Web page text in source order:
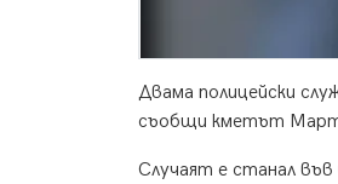
Двама полицейски
съобщи кметът
Случаят е станал